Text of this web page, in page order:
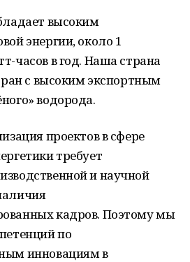
высоким
энергии, около 1
часов в год. Наша страна
с высоким экспортным
водорода.
проектов в сфере
требует
и научной
кадров. Поэтому мы
по
инновациям в